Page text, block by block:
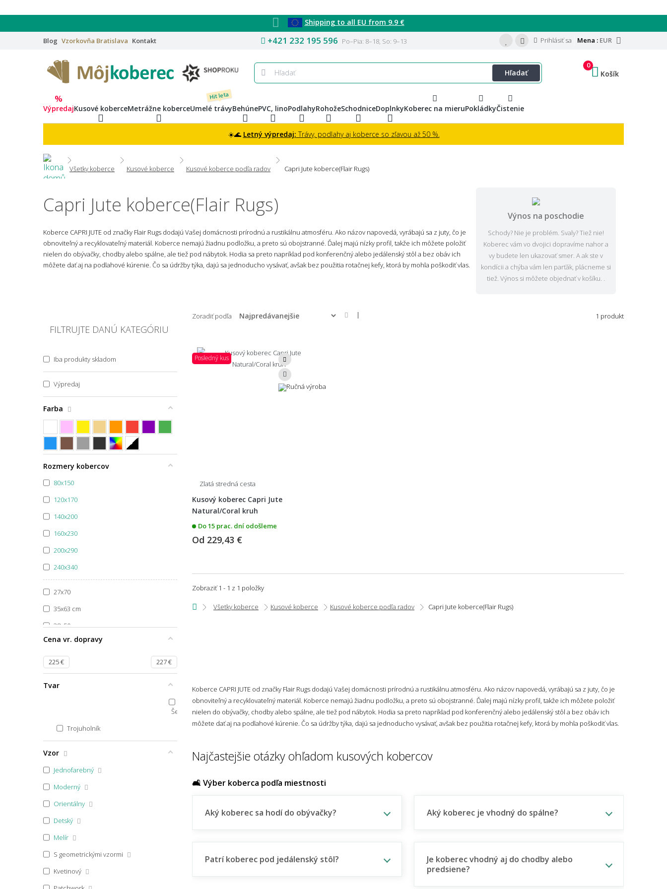
Shipping to all EU from 9.9 €
Blog Vzorkovňa Bratislava Kontakt +421 232 195 596 Po–Pia: 8–18, So: 9–13 Mena : EUR
Prihlásiť sa
Hľadať
0
Košík
%
VýpredajKusové koberceMetrážne koberce
Hit leta
Umelé trávyBehúnePVC, linoPodlahyRohožeSchodniceDoplnkyKoberec na mieruPokládkyČistenie
☀️🌊 Letný výpredaj: Trávy, podlahy aj koberce so zľavou až 50 %.
Všetky koberce Kusové koberce Kusové koberce podľa radov Capri Jute koberce(Flair Rugs)
Capri Jute koberce(Flair Rugs)
Koberce CAPRI JUTE od značky Flair Rugs dodajú Vašej domácnosti prírodnú a rustikálnu atmosféru. Ako názov napovedá, vyrábajú sa z juty, čo je
obnoviteľný a recyklovateľný materiál. Koberce nemajú žiadnu podložku, a preto sú obojstranné. Ďalej majú nízky profil, takže ich môžete položiť
nielen do obývačky, chodby alebo spálne, ale tiež pod nábytok. Hodia sa preto napríklad pod konferenčný alebo jedálenský stôl a bez obáv ich
môžete dať aj na podlahové kúrenie. Čo sa údržby týka, dajú sa jednoducho vysávať, avšak bez použitia rotačnej kefy, ktorá by mohla poškodiť vlas.
Výnos na poschodie
Schody? Nie je problém. Svaly? Tiež nie!
Koberec vám vo dvojici dopravíme nahor a
vy budete len ukazovať smer. A ak ste v
kondícii a chýba vám len parťák, plácneme si
tiež. Výnos si môžete objednať v košíku. .
FILTRUJTE DANÚ KATEGÓRIU
Iba produkty skladom
Výpredaj
Farba
Špecifikácia farby
Rozmery kobercov
27x70
35x63 cm
38x50 cm
39x58
39x80
40x40
40x60 půlkruh
40x60x1,7
80x150
120x170
140x200
160x230
200x290
240x340
Cena vr. dopravy
225€ 227€
Tvar
Šesťuholník
Trojuholník
Vzor
Jednofarebný
Moderný
Orientálny
Detský
Melír
S geometrickými vzormi
Kvetinový
Zoradiť podľa | 1 produkt
Posledný kus
Zlatá stredná cesta
Kusový koberec Capri Jute
Natural/Coral kruh
Do 15 prac. dní odošleme
Od 229,43 €
Zobraziť 1 - 1 z 1 položky
Všetky koberce Kusové koberce Kusové koberce podľa radov Capri Jute koberce(Flair Rugs)
Koberce CAPRI JUTE od značky Flair Rugs dodajú Vašej domácnosti prírodnú a rustikálnu atmosféru. Ako názov napovedá, vyrábajú sa z juty, čo je
obnoviteľný a recyklovateľný materiál. Koberce nemajú žiadnu podložku, a preto sú obojstranné. Ďalej majú nízky profil, takže ich môžete položiť
nielen do obývačky, chodby alebo spálne, ale tiež pod nábytok. Hodia sa preto napríklad pod konferenčný alebo jedálenský stôl a bez obáv ich
môžete dať aj na podlahové kúrenie. Čo sa údržby týka, dajú sa jednoducho vysávať, avšak bez použitia rotačnej kefy, ktorá by mohla poškodiť vlas.
Najčastejšie otázky ohľadom kusových kobercov
🛋️ Výber koberca podľa miestnosti
Aký koberec sa hodí do obývačky? Aký koberec je vhodný do spálne?
Patrí koberec pod jedálenský stôl?
Je koberec vhodný aj do chodby alebo
predsiene?